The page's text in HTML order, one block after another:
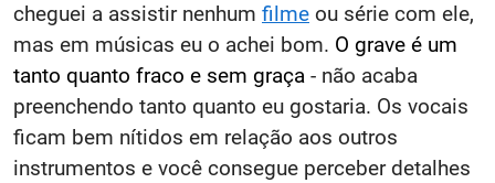
cheguei a assistir nenhum filme ou série com ele,
mas em músicas eu o achei bom. O grave é um
tanto quanto fraco e sem graça - não acaba
preenchendo tanto quanto eu gostaria. Os vocais
ficam bem nítidos em relação aos outros
instrumentos e você consegue perceber detalhes